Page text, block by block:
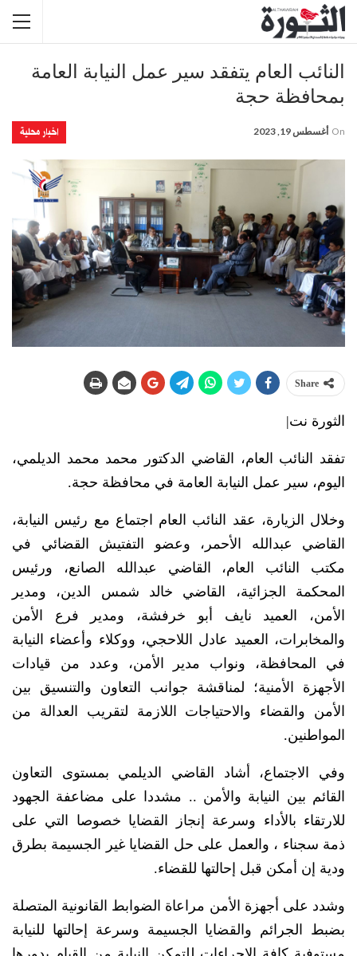
النائب العام يتفقد سير عمل النيابة العامة
بمحافظة حجة
اخبار محلية On أغسطس 19, 2023
Share
الثورة نت|
تفقد النائب العام، القاضي الدكتور محمد محمد الديلمي،
اليوم، سير عمل النيابة العامة في محافظة حجة.
وخلال الزيارة، عقد النائب العام اجتماع مع رئيس النيابة،
القاضي عبدالله الأحمر، وعضو التفتيش القضائي في
مكتب النائب العام، القاضي عبدالله الصانع، ورئيس
المحكمة الجزائية، القاضي خالد شمس الدين، ومدير
الأمن، العميد نايف أبو خرفشة، ومدير فرع الأمن
والمخابرات، العميد عادل اللاحجي، ووكلاء وأعضاء النيابة
في المحافظة، ونواب مدير الأمن، وعدد من قيادات
الأجهزة الأمنية؛ لمناقشة جوانب التعاون والتنسيق بين
الأمن والقضاء والاحتياجات اللازمة لتقريب العدالة من
المواطنين.
وفي الاجتماع، أشاد القاضي الديلمي بمستوى التعاون
القائم بين النيابة والأمن .. مشددا على مضاعفة الجهود
للارتقاء بالأداء وسرعة إنجاز القضايا خصوصا التي على
ذمة سجناء ، والعمل على حل القضايا غير الجسيمة بطرق
ودية إن أمكن قبل إحالتها للقضاء.
وشدد على أجهزة الأمن مراعاة الضوابط القانونية المتصلة
بضبط الجرائم والقضايا الجسيمة وسرعة إحالتها للنيابة